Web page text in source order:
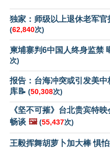
独家：师级以上退休老军
(62,840次)
柬埔寨判6中国人终身监禁
次)
报告：台海冲突或引发美
库📝 (50,308次)
《坚不可摧》台北贵宾特
畅谈 🖼️ (55,437次)
王毅挥舞胡萝卜加大棒 惧